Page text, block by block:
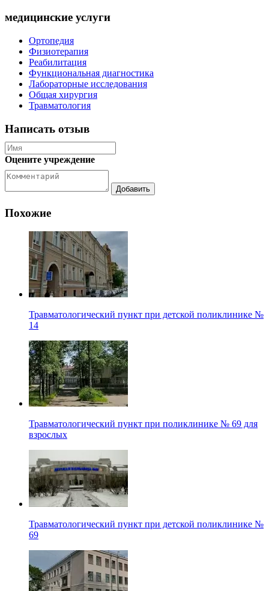
медицинские услуги
Ортопедия
Физиотерапия
Реабилитация
Функциональная диагностика
Лабораторные исследования
Общая хирургия
Травматология
Написать отзыв
Оцените учреждение
Похожие
Травматологический пункт при детской поликлинике №
14
Травматологический пункт при поликлинике № 69 для
взрослых
Травматологический пункт при детской поликлинике №
69